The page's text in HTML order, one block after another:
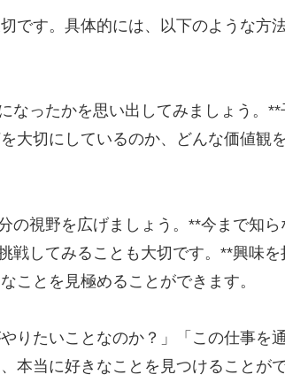
です。具体的には、以下のような方
なったかを思い出してみましょう。
大切にしているのか、どんな価値観
の視野を広げましょう。**今まで知
戦してみることも大切です。**興味
ことを見極めることができます。
りたいことなのか？」「この仕事を
当に好きなことを見つけることが